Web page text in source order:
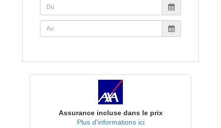
Assurance incluse dans le prix
Plus d'informations ici